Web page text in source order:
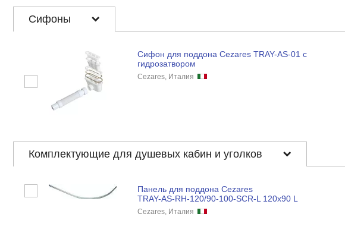
Сифоны
Сифон для поддона Cezares TRAY-AS-01 с
гидрозатвором
Cezares, Италия
Комплектующие для душевых кабин и уголков
Панель для поддона Cezares
TRAY-AS-RH-120/90-100-SCR-L 120x90 L
Cezares, Италия